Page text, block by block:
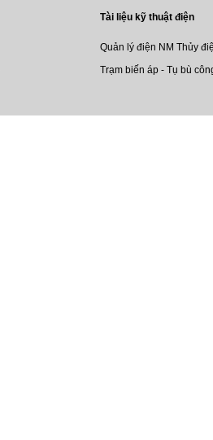
Tài liệu kỹ thuật điện
Quản lý điện NM Thủy
Trạm biến áp - Tụ bù